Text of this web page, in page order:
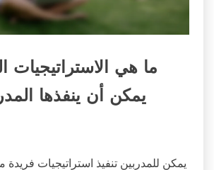
ما هي الاستراتيجيات
يمكن أن ينفذها
يمكن للمدربين تنفيذ استراتيجيات